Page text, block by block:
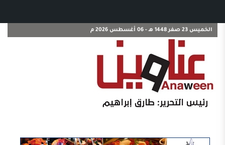
الخميس 23 صفر 1448 هـ - 06 أغسطس 2026 م